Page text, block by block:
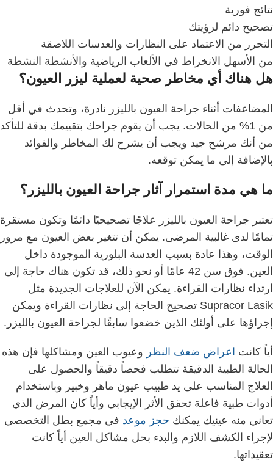
نتائج فورية
تصحيح دائم لرؤيتك
التحرر من الاعتماد على النظارات والعدسات اللاصقة
من الأسهل الانخراط في الألعاب الرياضية والأنشطة النشطة
هل هناك أي مخاطر صحية لعملية ليزر العيون؟
المضاعفات أثناء جراحة العيون بالليزر نادرة، وتحدث في أقل
من 1% من الحالات.
يجب أن يقوم جراحك بتقييمك بدقة للتأكد
من أنك مرشح جيد ويجب أن يشرح لك المخاطر والفوائد
بالإضافة إلى ما يمكن توقعه.
ما هي مدة استمرار آثار جراحة العيون بالليزر؟
تعتبر جراحة العيون بالليزر علاجًا تصحيحيًا دائمًا وتكون مستقرة
تمامًا لدى غالبية المرضى. يمكن أن تتغير بعض العيون مع مرور
الوقت، وهذا عادة بسبب العدسة البلورية الموجودة داخل
العين.
فوق سن 42 عامًا أو نحو ذلك، قد تكون هناك حاجة إلى
ارتداء نظارات القراءة. يمكن الآن للعلاجات الجديدة مثل
Supracor Lasik تصحيح الحاجة إلى نظارات القراءة ويمكن
إجراؤها على أولئك الذين خضعوا سابقًا لجراحة العيون بالليزر.
أياً كانت اعراض ضعف النظر وعيوب العين ومشاكلها فإن هذه
الحالة الطبية الدقيقة تتطلب فحصاً دقيقاً والحصول على
العلاج المناسب على يد طبيب عيون ماهر وخبير وباستخدام
أدوات طبية فاعلة تحقق الأثر الإيجابي وأياً كان المرض الذي
تعاني منه عينيك يمكنك حجز موعد في مجمع بطل التخصصي
لإجراء الكشف اللازم والبدء بحل مشاكل العين أياً كانت
تعقيداتها.